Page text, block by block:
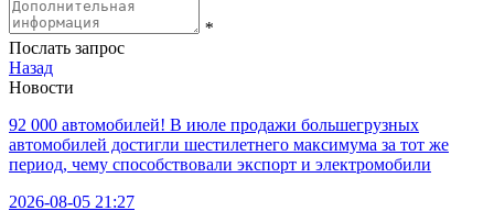
*
Послать запрос
Назад
Новости
92 000 автомобилей! В июле продажи большегрузных
автомобилей достигли шестилетнего максимума за тот же
период, чему способствовали экспорт и электромобили
2026-08-05 21:27